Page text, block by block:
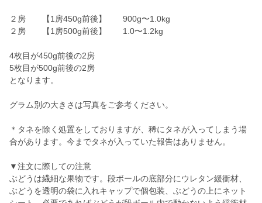
２房 【1房450g前後】 900g〜1.0kg
２房 【1房500g前後】 1.0〜1.2kg
4枚目が450g前後の2房
5枚目が500g前後の2房
となります。
グラム別の大きさは写真をご参考ください。
＊タネを除く処置をしておりますが、稀にタネが入ってしまう場
合があります。今までタネが入っていた報告はありません。
▼注文に際しての注意
ぶどうは繊細な果物です。段ボールの底部分にウレタン緩衝材、
ぶどうを透明の袋に入れキャップで個包装、ぶどうの上にネット